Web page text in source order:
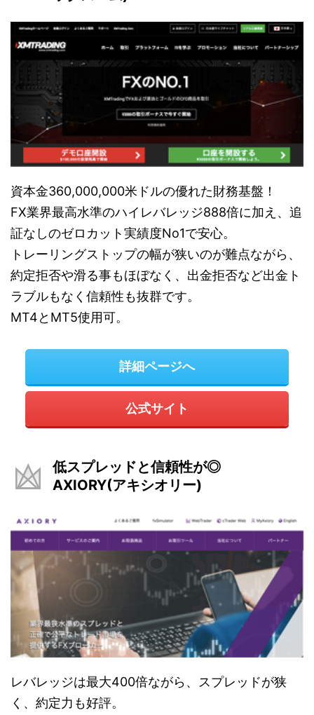
資本金360,000,000米ドルの優れた財務基盤！
FX業界最高水準のハイレバレッジ888倍に加え、追
証なしのゼロカット実績度No1で安心。
トレーリングストップの幅が狭いのが難点ながら、
約定拒否や滑る事もほぼなく、出金拒否など出金ト
ラブルもなく信頼性も抜群です。
MT4とMT5使用可。
詳細ページへ
公式サイト
低スプレッドと信頼性が◎
AXIORY(アキシオリー)
レバレッジは最大400倍ながら、スプレッドが狭
く、約定力も好評。